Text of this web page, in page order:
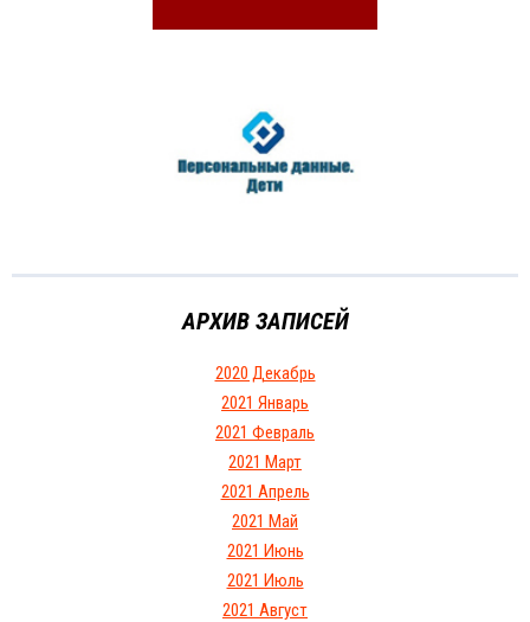
АРХИВ ЗАПИСЕЙ
2020 Декабрь
2021 Январь
2021 Февраль
2021 Март
2021 Апрель
2021 Май
2021 Июнь
2021 Июль
2021 Август